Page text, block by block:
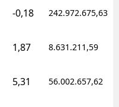
-0,18 242.972.675,63
1,87 8.631.211,59
5,31 56.002.657,62